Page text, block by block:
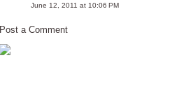
June 12, 2011 at 10:06 PM
Post a Comment